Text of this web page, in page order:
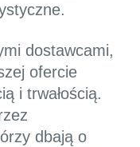
dostawcami,
ofercie
i trwałością.
dbają o